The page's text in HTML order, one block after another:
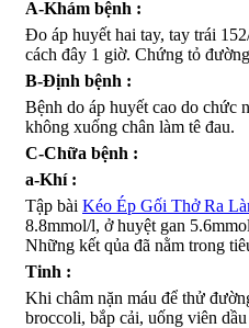
A-Khám bệnh :
Đo áp huyết hai tay, tay trái
cách đây 1 giờ. Chứng tỏ
B-Định bệnh :
Bệnh do áp huyết cao do chức
không xuống chân làm tê đau.
C-Chữa bệnh :
a-Khí :
Tập bài Kéo Ép Gối Thở Ra
8.8mmol/l, ở huyệt gan
Những kết qủa đã nằm trong
Tinh :
Khi châm nặn máu để thử
broccoli, bắp cải, uống viên